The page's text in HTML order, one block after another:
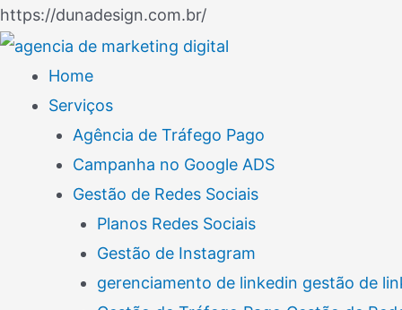
https://dunadesign.com.br/Ir
para
Home
Serviços
Agência de Tráfego Pago
Campanha no Google ADS
Gestão de Redes Sociais
Planos Redes Sociais
Gestão de Instagram
gerenciamento de linkedin gestão de
Navegação
de
Post